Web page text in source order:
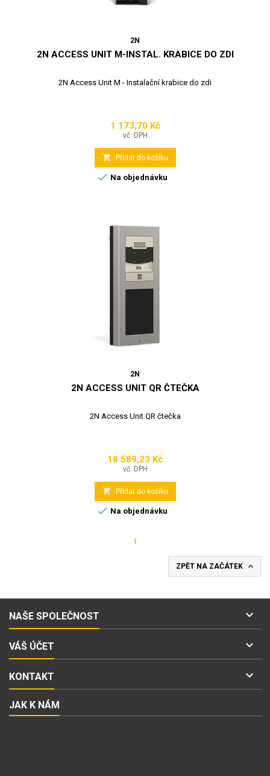
2N
2N ACCESS UNIT M-INSTAL. KRABICE DO ZDI
2N Access Unit M - Instalační krabice do zdi
Cena
1 173,70 Kč
vč. DPH
 Přidat do košíku
 Na objednávku
2N
2N ACCESS UNIT QR ČTEČKA
2N Access Unit QR čtečka
Cena
18 589,23 Kč
vč. DPH
 Přidat do košíku
 Na objednávku
1
ZPĚT NA ZAČÁTEK 
NAŠE SPOLEČNOST 
VÁŠ ÚČET 
KONTAKT 
JAK K NÁM